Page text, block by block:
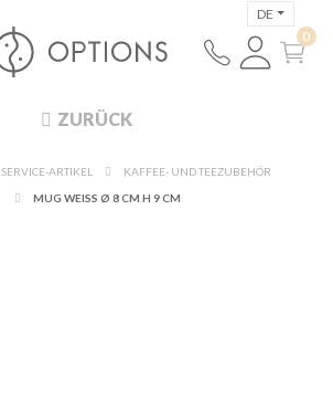
DE
ZURÜCK
SERVICE-ARTIKEL
KAFFEE- UND TEEZUBEHÖR
MUG WEISS Ø 8 CM H 9 CM